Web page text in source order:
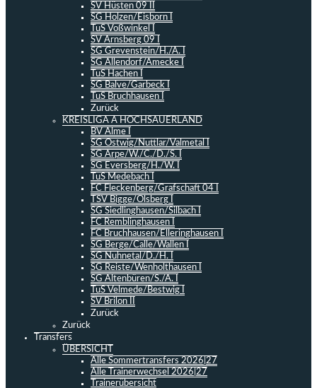
SV Hüsten 09 II
SG Holzen/Eisborn I
TuS Voßwinkel I
SV Arnsberg 09 I
SG Grevenstein/H./A. I
SG Allendorf/Amecke I
TuS Hachen I
SG Balve/Garbeck I
TuS Bruchhausen I
Zurück
KREISLIGA A HOCHSAUERLAND
BV Alme I
SG Ostwig/Nuttlar/Valmetal I
SG Arpe/W./C./D./S. I
SG Eversberg/H./W. I
TuS Medebach I
FC Fleckenberg/Grafschaft 04 I
TSV Bigge/Olsberg I
SG Siedlinghausen/Silbach I
FC Remblinghausen I
FC Bruchhausen/Elleringhausen I
SG Berge/Calle/Wallen I
SG Nuhnetal/D./H. I
SG Reiste/Wenholthausen I
SG Altenbüren/S./A. I
TuS Velmede/Bestwig I
SV Brilon II
Zurück
Zurück
Transfers
ÜBERSICHT
Alle Sommertransfers 2026|27
Alle Trainerwechsel 2026|27
Trainerübersicht